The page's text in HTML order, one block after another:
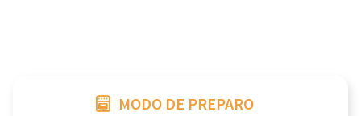
MODO DE PREPARO